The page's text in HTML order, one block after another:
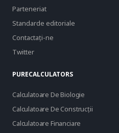
Parteneriat
Standarde editoriale
Contactaţi-ne
Twitter
PURECALCULATORS
Calculatoare De Biologie
Calculatoare De Construcții
Calculatoare Financiare